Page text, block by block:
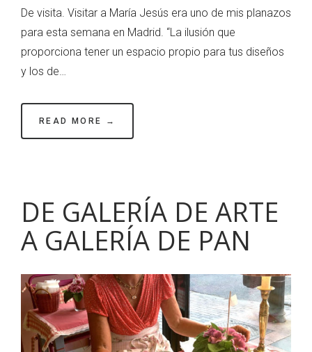
De visita. Visitar a María Jesús era uno de mis planazos
para esta semana en Madrid. “La ilusión que
proporciona tener un espacio propio para tus diseños
y los de…
READ MORE →
DE GALERÍA DE ARTE
A GALERÍA DE PAN